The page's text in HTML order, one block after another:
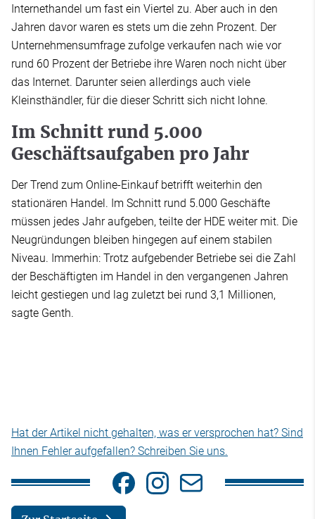
Internethandel um fast ein Viertel zu. Aber auch in den
Jahren davor waren es stets um die zehn Prozent. Der
Unternehmensumfrage zufolge verkaufen nach wie vor
rund 60 Prozent der Betriebe ihre Waren noch nicht über
das Internet. Darunter seien allerdings auch viele
Kleinsthändler, für die dieser Schritt sich nicht lohne.
Im Schnitt rund 5.000
Geschäftsaufgaben pro Jahr
Der Trend zum Online-Einkauf betrifft weiterhin den
stationären Handel. Im Schnitt rund 5.000 Geschäfte
müssen jedes Jahr aufgeben, teilte der HDE weiter mit. Die
Neugründungen bleiben hingegen auf einem stabilen
Niveau. Immerhin: Trotz aufgebender Betriebe sei die Zahl
der Beschäftigten im Handel in den vergangenen Jahren
leicht gestiegen und lag zuletzt bei rund 3,1 Millionen,
sagte Genth.
Hat der Artikel nicht gehalten, was er versprochen hat? Sind
Ihnen Fehler aufgefallen? Schreiben Sie uns.